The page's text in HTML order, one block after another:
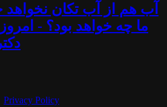
آب هم از آب تکان نخواهد
ما چه خواهد بود؟ -
Privacy Policy